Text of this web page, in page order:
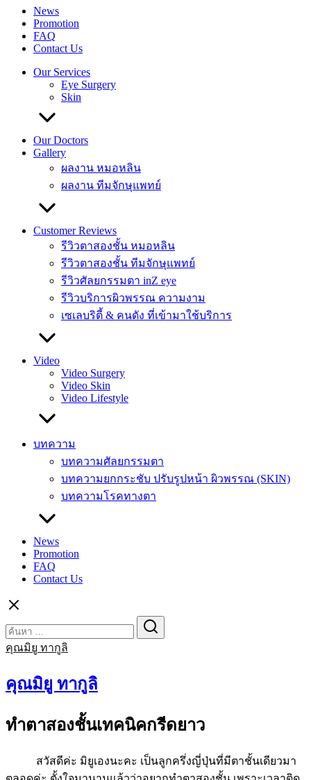
News
Promotion
FAQ
Contact Us
Our Services
Eye Surgery
Skin
Our Doctors
Gallery
ผลงาน หมอหลิน
ผลงาน ทีมจักษุแพทย์
Customer Reviews
รีวิวตาสองชั้น หมอหลิน
รีวิวตาสองชั้น ทีมจักษุแพทย์
รีวิวศัลยกรรมตา inZ eye
รีวิวบริการผิวพรรณ ความงาม
เซเลบริตี้ & คนดัง ที่เข้ามาใช้บริการ
Video
Video Surgery
Video Skin
Video Lifestyle
บทความ
บทความศัลยกรรมตา
บทความยกกระชับ ปรับรูปหน้า ผิวพรรณ (SKIN)
บทความโรคทางตา
News
Promotion
FAQ
Contact Us
for:
คุณมิยู ทากูลิ
คุณมิยู ทากูลิ
ทำตาสองชั้นเทคนิคกรีดยาว
สวัสดีค่ะ มิยูเองนะคะ เป็นลูกครึ่งญี่ปุ่นที่มีตาชั้นเดียวมา